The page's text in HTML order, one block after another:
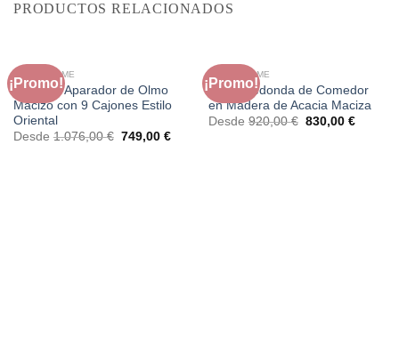
PRODUCTOS RELACIONADOS
¡Promo!
FAURA HOME
Cómoda Aparador de Olmo
Macizo con 9 Cajones Estilo
Oriental
Desde 1.076,00€ El
749,00 €El
¡Promo!
FAURA HOME
Mesa Redonda de Comedor
en Madera de Acacia Maciza
Desde 920,00€ El
830,00 €El